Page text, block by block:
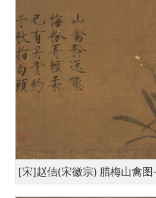
[宋]赵佶(宋徽宗) 腊梅山禽